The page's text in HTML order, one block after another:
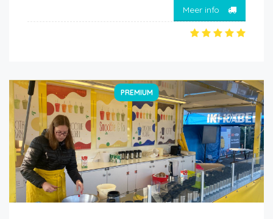
Meer info
PREMIUM